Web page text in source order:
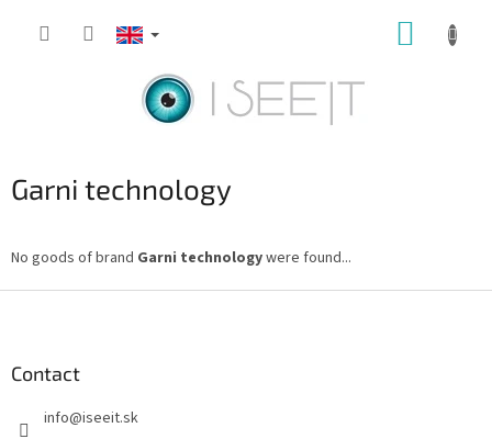
Garni technology
No goods of brand Garni technologywere found...
Contact
info@iseeit.sk